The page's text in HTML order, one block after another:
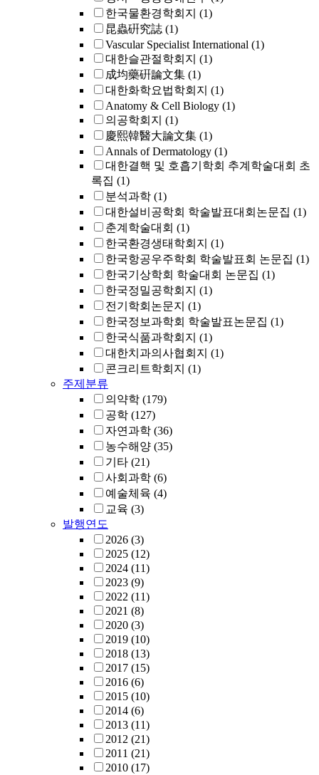
한국물환경학회지 (1)
昆蟲硏究誌 (1)
Vascular Specialist International (1)
대한슬관절학회지 (1)
成均藥硏論文集 (1)
대한화학요법학회지 (1)
Anatomy & Cell Biology (1)
의공학회지 (1)
慶熙韓醫大論文集 (1)
Annals of Dermatology (1)
대한결핵 및 호흡기학회 추계학술대회 초
록집 (1)
분석과학 (1)
대한설비공학회 학술발표대회논문집 (1)
춘계학술대회 (1)
한국환경생태학회지 (1)
한국항공우주학회 학술발표회 논문집 (1)
한국기상학회 학술대회 논문집 (1)
한국정밀공학회지 (1)
전기학회논문지 (1)
한국정보과학회 학술발표논문집 (1)
한국식품과학회지 (1)
대한치과의사협회지 (1)
콘크리트학회지 (1)
주제분류
의약학 (179)
공학 (127)
자연과학 (36)
농수해양 (35)
기타 (21)
사회과학 (6)
예술체육 (4)
교육 (3)
발행연도
2026 (3)
2025 (12)
2024 (11)
2023 (9)
2022 (11)
2021 (8)
2020 (3)
2019 (10)
2018 (13)
2017 (15)
2016 (6)
2015 (10)
2014 (6)
2013 (11)
2012 (21)
2011 (21)
2010 (17)